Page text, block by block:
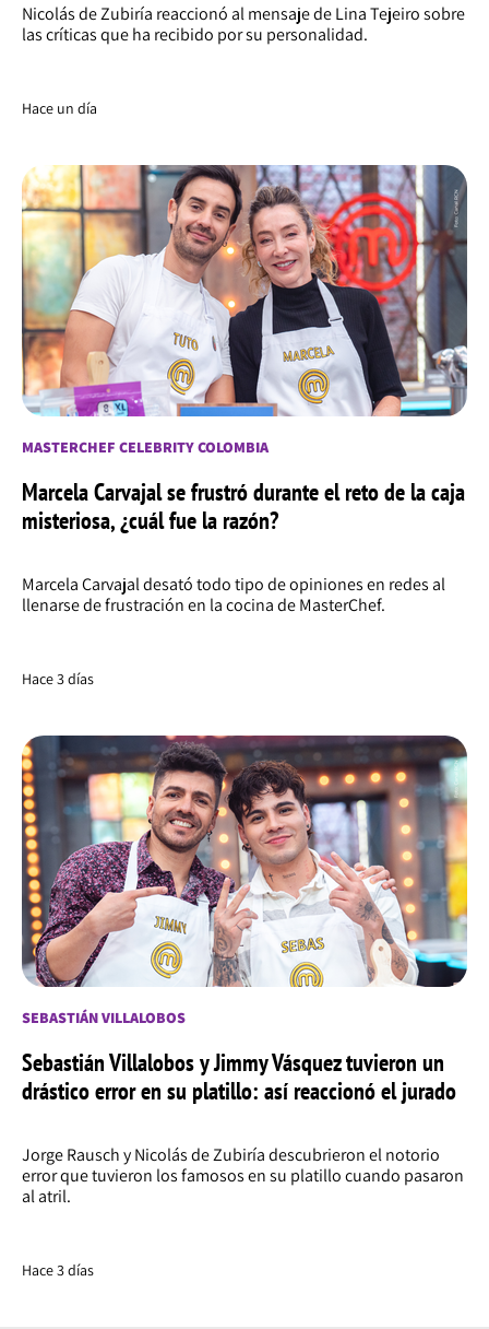
Nicolás de Zubiría reaccionó al mensaje de Lina Tejeiro sobre
las críticas que ha recibido por su personalidad.
Hace un día
MASTERCHEF CELEBRITY COLOMBIA
Marcela Carvajal se frustró durante el reto de la caja
misteriosa, ¿cuál fue la razón?
Marcela Carvajal desató todo tipo de opiniones en redes al
llenarse de frustración en la cocina de MasterChef.
Hace 3 días
SEBASTIÁN VILLALOBOS
Sebastián Villalobos y Jimmy Vásquez tuvieron un
drástico error en su platillo: así reaccionó el jurado
Jorge Rausch y Nicolás de Zubiría descubrieron el notorio
error que tuvieron los famosos en su platillo cuando pasaron
al atril.
Hace 3 días